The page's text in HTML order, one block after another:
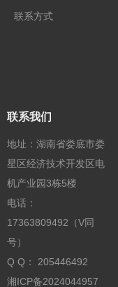
联系方式
联系我们
地址：湖南省娄底市娄
星区经济技术开发区电
机产业园3栋5楼
电话：
17363809492（V同
号）
Q Q： 205446492
湘ICP备2024044957